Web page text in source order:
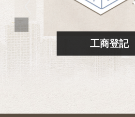
務
工商登記